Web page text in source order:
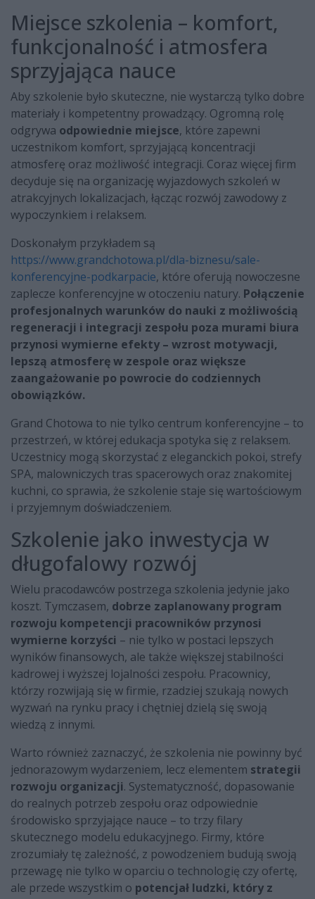
Miejsce szkolenia – komfort,
funkcjonalność i atmosfera
sprzyjająca nauce
Aby szkolenie było skuteczne, nie wystarczą tylko dobre
materiały i kompetentny prowadzący. Ogromną rolę
odgrywa odpowiednie miejsce, które zapewni
uczestnikom komfort, sprzyjającą koncentracji
atmosferę oraz możliwość integracji. Coraz więcej firm
decyduje się na organizację wyjazdowych szkoleń w
atrakcyjnych lokalizacjach, łącząc rozwój zawodowy z
wypoczynkiem i relaksem.
Doskonałym przykładem są
https://www.grandchotowa.pl/dla-biznesu/sale-
konferencyjne-podkarpacie, które oferują nowoczesne
zaplecze konferencyjne w otoczeniu natury. Połączenie
profesjonalnych warunków do nauki z możliwością
regeneracji i integracji zespołu poza murami biura
przynosi wymierne efekty – wzrost motywacji,
lepszą atmosferę w zespole oraz większe
zaangażowanie po powrocie do codziennych
obowiązków.
Grand Chotowa to nie tylko centrum konferencyjne – to
przestrzeń, w której edukacja spotyka się z relaksem.
Uczestnicy mogą skorzystać z eleganckich pokoi, strefy
SPA, malowniczych tras spacerowych oraz znakomitej
kuchni, co sprawia, że szkolenie staje się wartościowym
i przyjemnym doświadczeniem.
Szkolenie jako inwestycja w
długofalowy rozwój
Wielu pracodawców postrzega szkolenia jedynie jako
koszt. Tymczasem, dobrze zaplanowany program
rozwoju kompetencji pracowników przynosi
wymierne korzyści – nie tylko w postaci lepszych
wyników finansowych, ale także większej stabilności
kadrowej i wyższej lojalności zespołu. Pracownicy,
którzy rozwijają się w firmie, rzadziej szukają nowych
wyzwań na rynku pracy i chętniej dzielą się swoją
wiedzą z innymi.
Warto również zaznaczyć, że szkolenia nie powinny być
jednorazowym wydarzeniem, lecz elementem strategii
rozwoju organizacji. Systematyczność, dopasowanie
do realnych potrzeb zespołu oraz odpowiednie
środowisko sprzyjające nauce – to trzy filary
skutecznego modelu edukacyjnego. Firmy, które
zrozumiały tę zależność, z powodzeniem budują swoją
przewagę nie tylko w oparciu o technologię czy ofertę,
ale przede wszystkim o potencjał ludzki, który z